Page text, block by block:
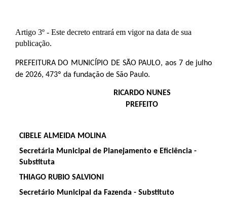
Artigo 3º - Este decreto entrará em vigor na data de sua
publicação.
PREFEITURA DO MUNICÍPIO DE SÃO PAULO, aos 7 de julho
de 2026, 473º da fundação de São Paulo.
RICARDO NUNES
PREFEITO
CIBELE ALMEIDA MOLINA
Secretária Municipal de Planejamento e Eficiência -
Substituta
THIAGO RUBIO SALVIONI
Secretário Municipal da Fazenda - Substituto